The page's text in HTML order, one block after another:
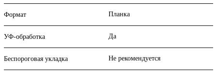
Формат Планка
УФ-обработка Да
Беспороговая укладка Не рекомендуется